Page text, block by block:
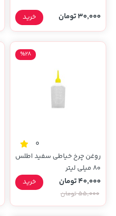
30,000 تومان خرید
0
روغن چرخ خیاطی سفید اطلس
80 میلی لیتر
%28
40,000 تومان
55,000 تومان
خرید